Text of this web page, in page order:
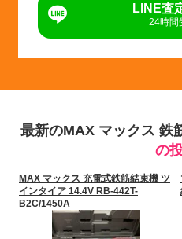
LINE査
24時間
最新のMAX マックス 鉄
の
MAX マックス 充電式鉄筋結束機 ツ
インタイア 14.4V RB-442T-
B2C/1450A